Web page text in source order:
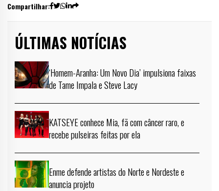
Compartilhar:
ÚLTIMAS NOTÍCIAS
‘Homem-Aranha: Um Novo Dia’ impulsiona faixas
de Tame Impala e Steve Lacy
KATSEYE conhece Mia, fã com câncer raro, e
recebe pulseiras feitas por ela
Enme defende artistas do Norte e Nordeste e
anuncia projeto